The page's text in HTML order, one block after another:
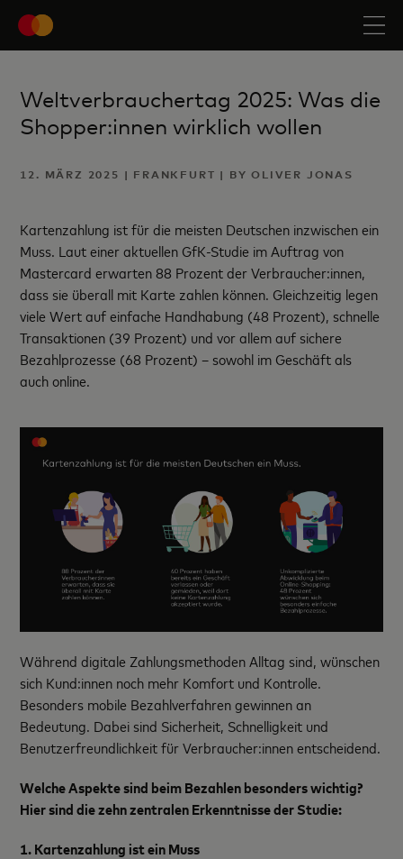
Weltverbrauchertag 2025: Was die
Shopper:innen wirklich wollen
12. MÄRZ 2025 | FRANKFURT | BY OLIVER JONAS
Kartenzahlung ist für die meisten Deutschen inzwischen ein
Muss. Laut einer aktuellen GfK-Studie im Auftrag von
Mastercard erwarten 88 Prozent der Verbraucher:innen,
dass sie überall mit Karte zahlen können. Gleichzeitig legen
viele Wert auf einfache Handhabung (48 Prozent), schnelle
Transaktionen (39 Prozent) und vor allem auf sichere
Bezahlprozesse (68 Prozent) – sowohl im Geschäft als
auch online.
Während digitale Zahlungsmethoden Alltag sind, wünschen
sich Kund:innen noch mehr Komfort und Kontrolle.
Besonders mobile Bezahlverfahren gewinnen an
Bedeutung. Dabei sind Sicherheit, Schnelligkeit und
Benutzerfreundlichkeit für Verbraucher:innen entscheidend.
Welche Aspekte sind beim Bezahlen besonders wichtig?
Hier sind die zehn zentralen Erkenntnisse der Studie:
1. Kartenzahlung ist ein Muss